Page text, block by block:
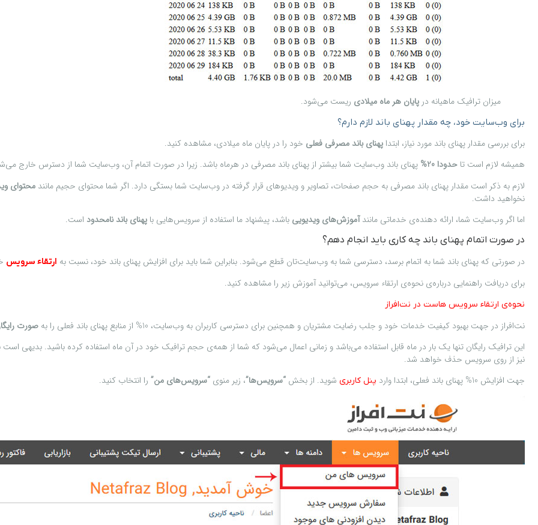
میزان ترافیک ماهیانه در پایان هر ماه میلادی ریست می‌شود.
برای وب‌سایت خود، چه مقدار پهنای باند لازم دارم؟
برای بررسی مقدار پهنای باند مورد نیاز، ابتدا پهنای باند مصرفی فعلی خود را در پایان ماه میلادی، مشاهده کنید.
همیشه لازم است تا حدودا 20%
پهنای باند وب‌سایت شما بیشتر از پهنای باند مصرفی در هرماه باشد. زیرا در صورت اتمام آن، وب‌سایت شما از دسترس خارج
لازم به ذکر است مقدار پهنای باند مصرفی به حجم صفحات، تصاویر و ویدیوهای قرار گرفته در وب‌سایت شما بستگی دارد. اگر شما محتوای حجیم مانند محتوای
نخواهید داشت.
اما اگر وب‌سایت شما، ارائه دهنده‌ی خدماتی مانندآموزش‌های ویدیویی باشد، پیشنهاد ما استفاده از سرویس‌هایی با پهنای باند نامحدود است.
در صورت اتمام پهنای باند چه کاری باید انجام دهم؟
در صورتی که پهنای باند شما به اتمام برسد، دسترسی شما به وب‌سایت‌تان قطع می‌شود. بنابراین شما باید برای افزایش پهنای باند خود، نسبت به ارتقاء سرویس
برای دریافت راهنمایی درباره‌ی نحوه‌ی ارتقاء سرویس، می‌توانید آموزش زیر را مشاهده کنید.
نحوه‌ی ارتقاء سرویس هاست در نت‌افراز
نت‌افراز در جهت بهبود کیفیت خدمات خود و جلب رضایت مشتریان و همچنین برای دسترسی کاربران به وب‌سایت، 10% از منابع پهنای باند فعلی را به صورت
نیز از روی سرویس حذف خواهد شد.
جهت افزایش 10% پهنای باند فعلی، ابتدا وارد
پنل کاربری شوید. از بخش “سرویس‌ها”، زیر منوی “سرویس‌های من” را انتخاب کنید.